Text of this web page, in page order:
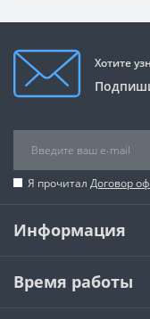
Хотите
Я прочитал Договор
Информация
Время работы